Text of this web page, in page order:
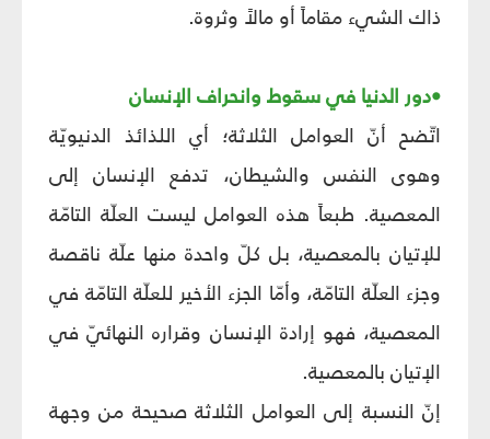
ذاك الشيء مقاماً أو مالاً وثروة.
•دور الدنيا في سقوط وانحراف الإنسان
اتّضح أنّ العوامل الثلاثة؛ أي اللذائذ الدنيويّة
وهوى النفس والشيطان، تدفع الإنسان إلى
المعصية. طبعاً هذه العوامل ليست العلّة التامّة
للإتيان بالمعصية، بل كلّ واحدة منها علّة ناقصة
وجزء العلّة التامّة، وأمّا الجزء الأخير للعلّة التامّة في
المعصية، فهو إرادة الإنسان وقراره النهائيّ في
الإتيان بالمعصية.
إنّ النسبة إلى العوامل الثلاثة صحيحة من وجهة